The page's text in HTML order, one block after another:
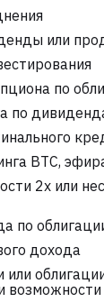
или
по
по
BTC,
2х или
по
дохода
или
возможности